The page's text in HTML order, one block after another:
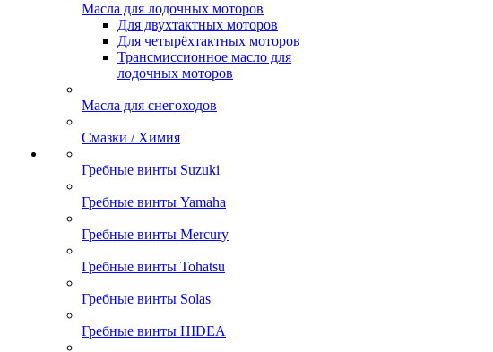
Масла для лодочных моторов
Для двухтактных моторов
Для четырёхтактных моторов
Трансмиссионное масло для
лодочных моторов
Масла для снегоходов
Смазки / Химия
Гребные винты Suzuki
Гребные винты Yamaha
Гребные винты Mercury
Гребные винты Tohatsu
Гребные винты Solas
Гребные винты HIDEA